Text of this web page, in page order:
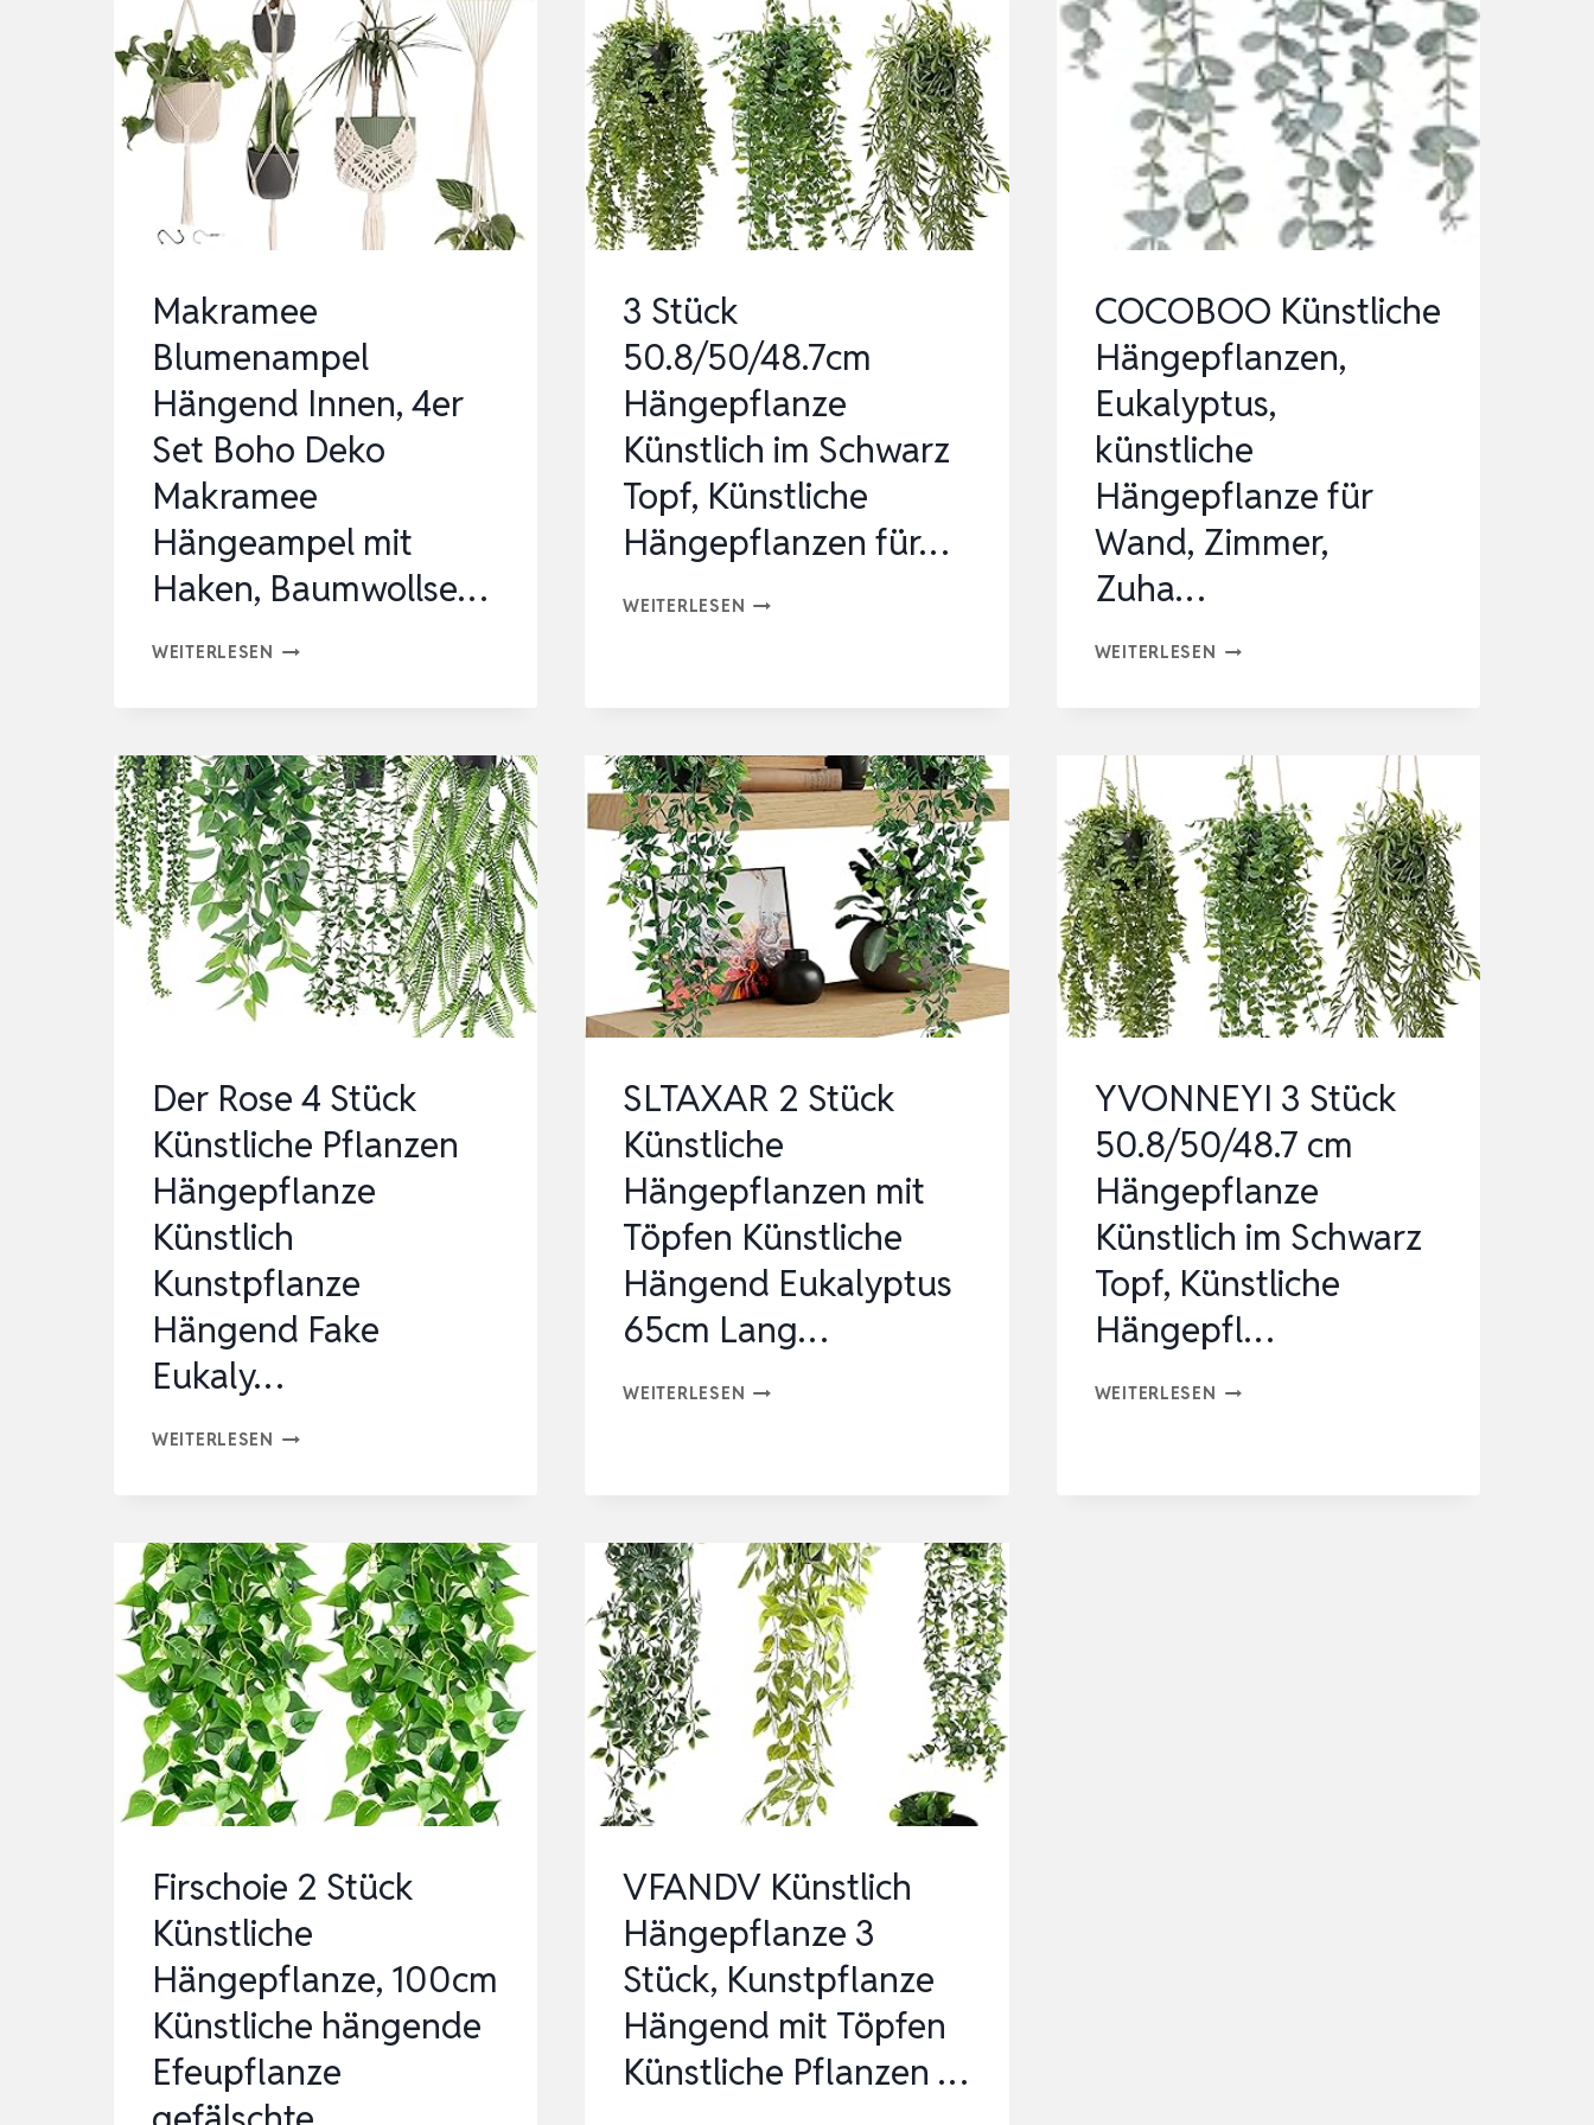
Makramee
Blumenampel
Hängend Innen, 4er
Set Boho Deko
Makramee
Hängeampel mit
Haken, Baumwollse…
WEITERLESEN MAKRAMEE
INNEN,
4ER
SET
BOHO
DEKO
MAKRAMEE
HÄNGEAMPEL
MIT
3 Stück
50.8/50/48.7cm
Hängepflanze
Künstlich im Schwarz
Topf, Künstliche
Hängepflanzen für…
WEITERLESEN 3
IM
SCHWARZ
KÜNSTLICHE
HÄNGEPFLANZEN
FÜR…
COCOBOO Künstliche
Hängepflanzen,
Eukalyptus,
künstliche
Hängepflanze für
Wand, Zimmer,
Zuha…
WEITERLESEN COCOBOO
EUKALYPTUS,
KÜNSTLICHE
HÄNGEPFLANZE
FÜR
WAND,
ZIMMER,
ZUHA…
Der Rose 4 Stück
Künstliche Pflanzen
Hängepflanze
Künstlich
Kunstpflanze
Hängend Fake
Eukaly…
WEITERLESEN DER
STÜCK
KÜNSTLICHE
PFLANZEN
HÄNGEPFLANZE
KÜNSTLICH
KUNSTPFLANZE
HÄNGEND
FAKE
EUKALY…
SLTAXAR 2 Stück
Künstliche
Hängepflanzen mit
Töpfen Künstliche
Hängend Eukalyptus
65cm Lang…
WEITERLESEN SLTAXAR
MIT
TÖPFEN
KÜNSTLICHE
HÄNGEND
EUKALYPTUS
65CM
LANG…
YVONNEYI 3 Stück
50.8/50/48.7 cm
Hängepflanze
Künstlich im Schwarz
Topf, Künstliche
Hängepfl…
WEITERLESEN YVONNEYI
Firschoie 2 Stück
Künstliche
Hängepflanze, 100cm
Künstliche hängende
Efeupflanze
VFANDV Künstlich
Hängepflanze 3
Stück, Kunstpflanze
Hängend mit Töpfen
Künstliche Pflanzen …